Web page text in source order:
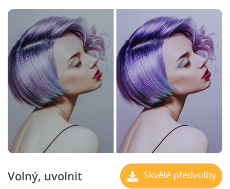
Volný, uvolnit Skvělé předvolby